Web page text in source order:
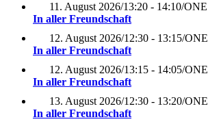
11. August 2026/13:20 - 14:10/ONE
In aller Freundschaft
12. August 2026/12:30 - 13:15/ONE
In aller Freundschaft
12. August 2026/13:15 - 14:05/ONE
In aller Freundschaft
13. August 2026/12:30 - 13:20/ONE
In aller Freundschaft